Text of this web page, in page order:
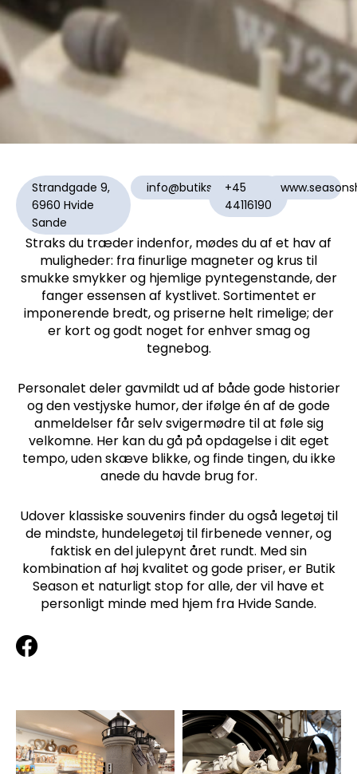
Strandgade 9,
6960 Hvide
Sande
info@butikseason.dk
+45
44116190
Straks du træder indenfor, mødes du af et hav af
muligheder: fra finurlige magneter og krus til
smukke smykker og hjemlige pyntegenstande, der
fanger essensen af kystlivet. Sortimentet er
imponerende bredt, og priserne helt rimelige; der
er kort og godt noget for enhver smag og
tegnebog.
Personalet deler gavmildt ud af både gode historier
og den vestjyske humor, der ifølge én af de gode
anmeldelser får selv svigermødre til at føle sig
velkomne. Her kan du gå på opdagelse i dit eget
tempo, uden skæve blikke, og finde tingen, du ikke
anede du havde brug for.
Udover klassiske souvenirs finder du også legetøj til
de mindste, hundelegetøj til firbenede venner, og
faktisk en del julepynt året rundt. Med sin
kombination af høj kvalitet og gode priser, er Butik
Season et naturligt stop for alle, der vil have et
personligt minde med hjem fra Hvide Sande.
F
e
b
o